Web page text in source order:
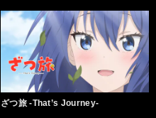
ざつ旅 -That’s Journey-